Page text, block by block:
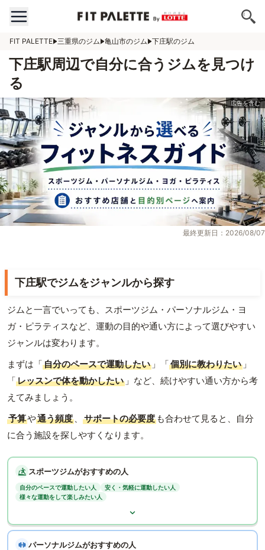
FIT PALETTE 三重県のジム 亀山市のジム 下庄駅のジム
下庄駅周辺で自分に合うジムを見つけ
る
最終更新日：2026/08/07
下庄駅でジムをジャンルから探す
ジムと一言でいっても、スポーツジム・パーソナルジム・ヨ
ガ・ピラティスなど、運動の目的や通い方によって選びやすい
ジャンルは変わります。
まずは「自分のペースで運動したい 」「個別に教わりたい 」
「レッスンで体を動かしたい 」など、続けやすい通い方から考
えてみましょう。
予算や通う頻度 、 サポートの必要度 も合わせて見ると、自分
に合う施設を探しやすくなります。
スポーツジムがおすすめの人
自分のペースで運動したい人
安く・気軽に運動したい人
様々な運動をして楽しみたい人
パーソナルジムがおすすめの人